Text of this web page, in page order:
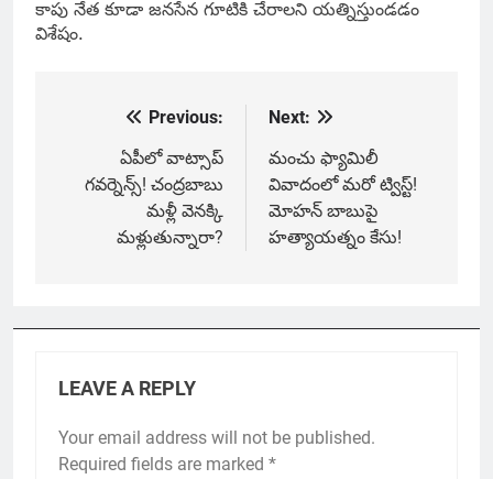
కాపు నేత కూడా జనసేన గూటికి చేరాలని యత్నిస్తుండడం
విశేషం.
navigation
Previous:
ఏపీలో వాట్సాప్
గవర్నెన్స్! చంద్రబాబు
మళ్లీ వెనక్కి
మళ్లుతున్నారా?
Next:
మంచు ఫ్యామిలీ
వివాదంలో మరో ట్విస్ట్!
మోహన్ బాబుపై
హత్యాయత్నం కేసు!
LEAVE A REPLY
Your email address will not be published.
Required fields are marked *